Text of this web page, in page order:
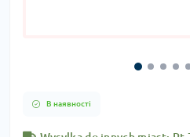
В наявності